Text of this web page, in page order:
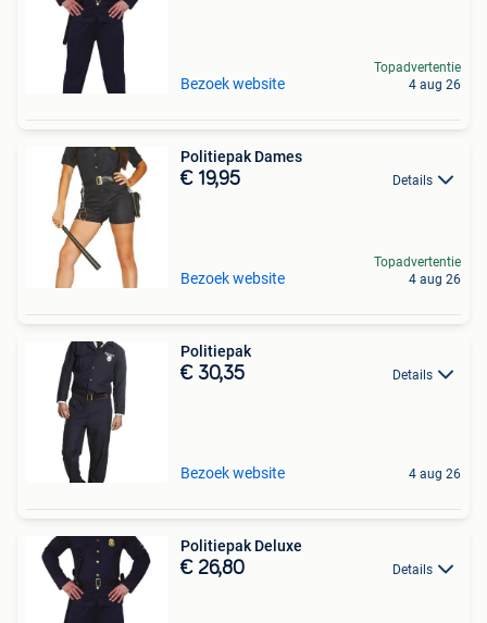
Bezoek website
Topadvertentie
4 aug 26
Politiepak Dames
€ 19,95 Details
Bezoek website
Topadvertentie
4 aug 26
Politiepak
€ 30,35 Details
Bezoek website 4 aug 26
Politiepak Deluxe
€ 26,80 Details